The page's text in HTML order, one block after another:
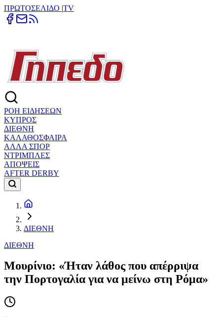
ΠΡΩΤΟΣΕΛΙΔΟ |TV
ΡΟΗ ΕΙΔΗΣΕΩΝ
ΚΥΠΡΟΣ
ΔΙΕΘΝΗ
ΚΑΛΑΘΟΣΦΑΙΡΑ
ΑΛΛΑ ΣΠΟΡ
ΝΤΡΙΜΠΛΕΣ
ΑΠΟΨΕΙΣ
AFTER DERBY
ΔΙΕΘΝΗ
ΔΙΕΘΝΗ
Μουρίνιο: «Ήταν λάθος που απέρριψα
την Πορτογαλία για να μείνω στη Ρόμα»